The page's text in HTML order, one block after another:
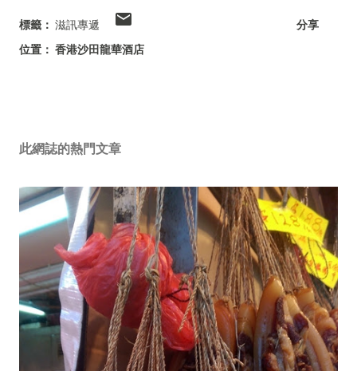
標籤： 滋訊專遞
位置： 香港沙田龍華酒店
分享
此網誌的熱門文章